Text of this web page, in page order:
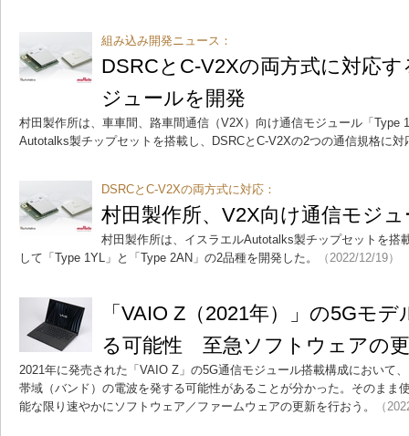
組み込み開発ニュース：
DSRCとC-V2Xの両方式に対応
ジュールを開発
村田製作所は、車車間、路車間通信（V2X）向け通信モジュール「Type
Autotalks製チップセットを搭載し、DSRCとC-V2Xの2つの通信規格に対
DSRCとC-V2Xの両方式に対応：
村田製作所、V2X向け通信モジ
村田製作所は、イスラエルAutotalks製チップセットを搭
して「Type 1YL」と「Type 2AN」の2品種を開発した。
（2022/12/19）
「VAIO Z（2021年）」の5Gモ
る可能性 至急ソフトウェアの
2021年に発売された「VAIO Z」の5G通信モジュール搭載構成において
帯域（バンド）の電波を発する可能性があることが分かった。そのまま
能な限り速やかにソフトウェア／ファームウェアの更新を行おう。
（